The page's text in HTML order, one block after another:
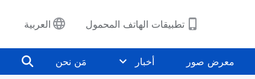
تطبيقات الهاتف المحمول العربية
معرض صور أخبار مَن نحن
(3) (القسم الرابع)